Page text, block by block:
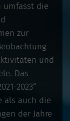
umfasst die
zur
und
Das
2023“
als auch die
der Jahre